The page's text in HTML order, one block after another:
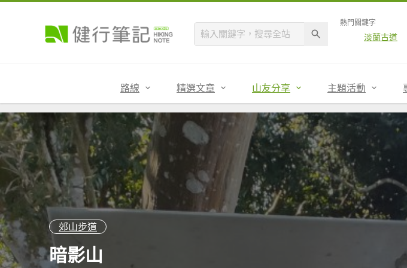
熱門關鍵字
淡蘭古道
路線 精選文章 山友分享 主題活動
郊山步道
暗影山